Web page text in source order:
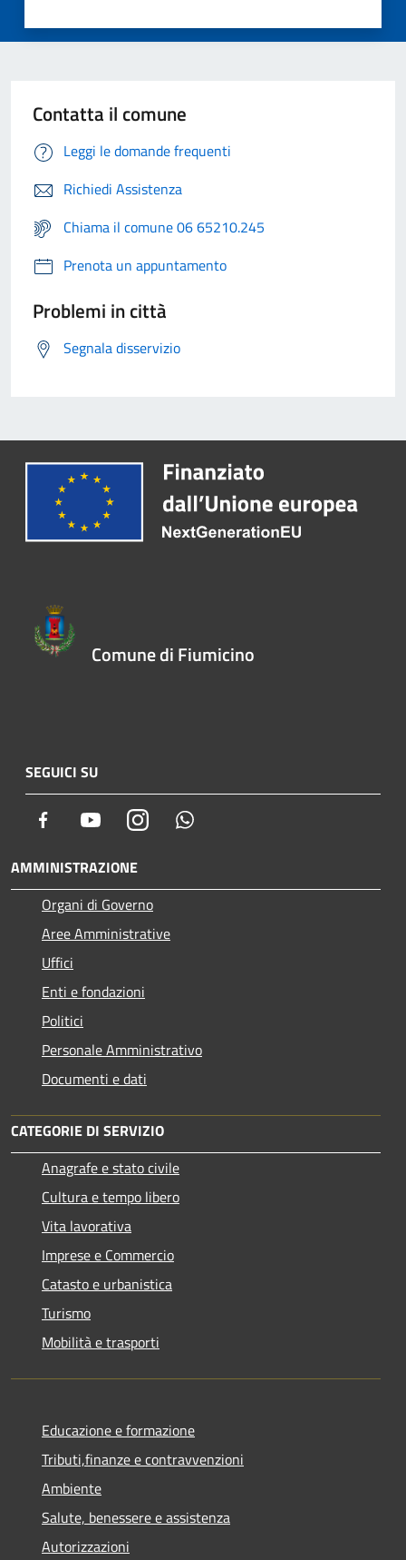
Contatta il comune
Leggi le domande frequenti
Richiedi Assistenza
Chiama il comune 06 65210.245
Prenota un appuntamento
Problemi in città
Segnala disservizio
Comune di Fiumicino
SEGUICI SU
Facebook YoutubeInstagram
AMMINISTRAZIONE
Organi di Governo
Aree Amministrative
Uffici
Enti e fondazioni
Politici
Personale Amministrativo
Documenti e dati
CATEGORIE DI SERVIZIO
Anagrafe e stato civile
Cultura e tempo libero
Vita lavorativa
Imprese e Commercio
Catasto e urbanistica
Turismo
Mobilità e trasporti
Educazione e formazione
Tributi,finanze e contravvenzioni
Ambiente
Salute, benessere e assistenza
Autorizzazioni